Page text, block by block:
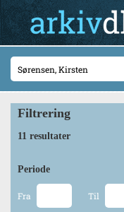
Filtrering
11 resultater
Periode
Fra Til